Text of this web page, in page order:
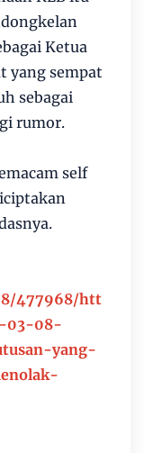
Ketua
yang sempat
sebagai
rumor.
self
477968/htt
03-08-
yang-